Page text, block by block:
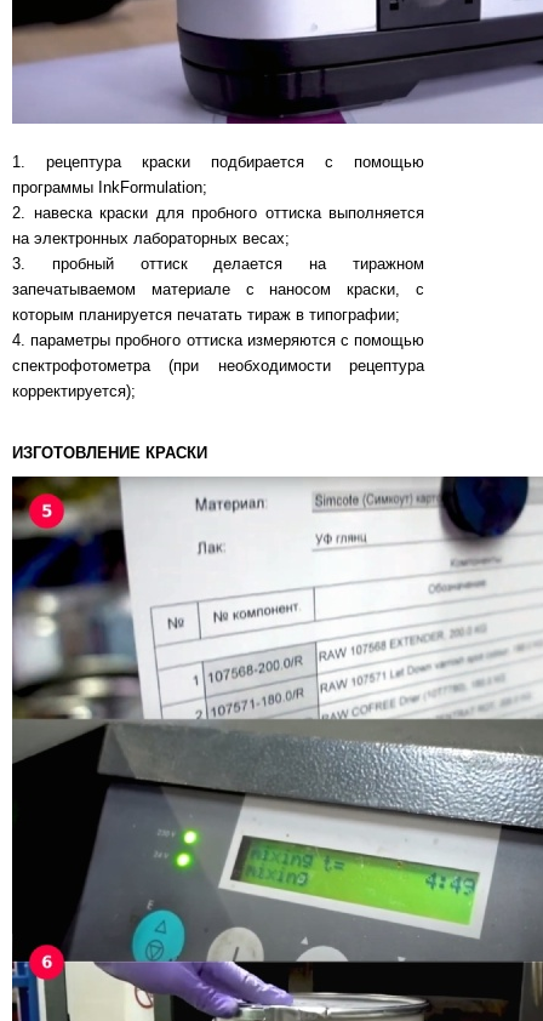
1. рецептура краски подбирается с помощью
программы InkFormulation;
2. навеска краски для пробного оттиска выполняется
на электронных лабораторных весах;
3. пробный оттиск делается на тиражном
запечатываемом материале с наносом краски, с
которым планируется печатать тираж в типографии;
4. параметры пробного оттиска измеряются с помощью
спектрофотометра (при необходимости рецептура
корректируется);
ИЗГОТОВЛЕНИЕ КРАСКИ